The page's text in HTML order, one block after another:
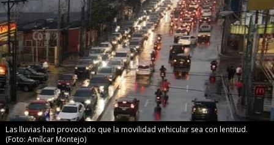
Las lluvias han provocado que la movilidad vehicular sea con lentitud.
(Foto: Amílcar Montejo)